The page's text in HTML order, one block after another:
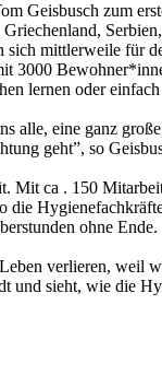
Geisbusch zum
mittlerweile für
3000
lernen oder
eine ganz
geht”, so
ca . 150
ohne Ende.
verlieren, weil
sieht, wie die